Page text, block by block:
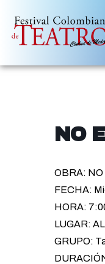
NO
OBRA: NO
FECHA:
HORA:
LUGAR:
GRUPO: